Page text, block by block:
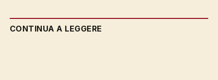
CONTINUA A LEGGERE